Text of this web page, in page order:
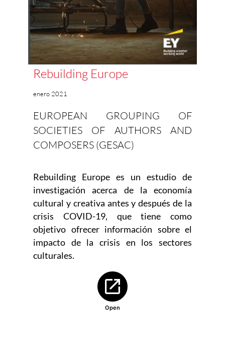
Rebuilding Europe
enero 2021
EUROPEAN GROUPING OF
SOCIETIES OF AUTHORS AND
COMPOSERS (GESAC)
Rebuilding Europe es un estudio de
investigación acerca de la economía
cultural y creativa antes y después de la
crisis COVID-19, que tiene como
objetivo ofrecer información sobre el
impacto de la crisis en los sectores
culturales.
Open
Abre en nueva ventana